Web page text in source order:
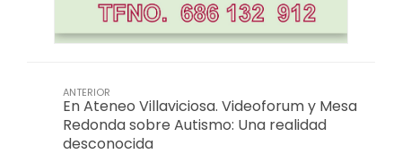
ANTERIOR
En Ateneo Villaviciosa. Videoforum y Mesa
Redonda sobre Autismo: Una realidad
desconocida